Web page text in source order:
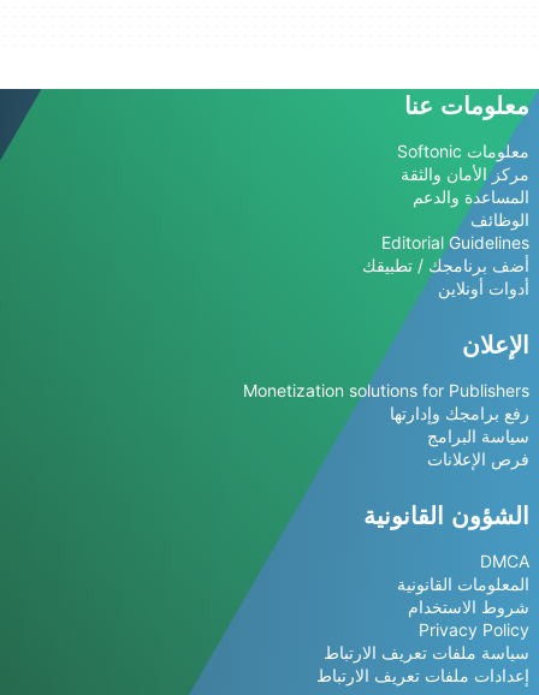
معلومات عنا
معلومات Softonic
مركز الأمان والثقة
المساعدة والدعم
الوظائف
Editorial Guidelines
أضف برنامجك / تطبيقك
أدوات أونلاين
الإعلان
Monetization solutions for Publishers
رفع برامجك وإدارتها
سياسة البرامج
فرص الإعلانات
الشؤون القانونية
DMCA
المعلومات القانونية
شروط الاستخدام
Privacy Policy
سياسة ملفات تعريف الارتباط
إعدادات ملفات تعريف الارتباط